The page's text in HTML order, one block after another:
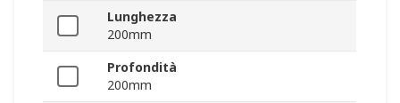
Lunghezza
200mm
Profondità
200mm